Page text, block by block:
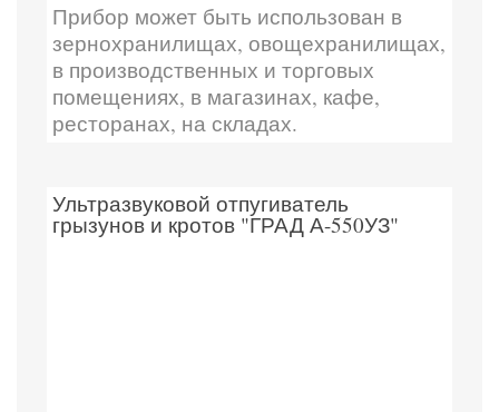
Прибор может быть использован в
зернохранилищах, овощехранилищах,
в производственных и торговых
помещениях, в магазинах, кафе,
ресторанах, на складах.
Ультразвуковой отпугиватель
грызунов и кротов "ГРАД А-550УЗ"